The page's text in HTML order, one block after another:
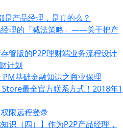
是产品经理，是真的么？
经理的「减法策略」——关于把产
存管版的P2P理财端业务流程设计
计划
PM基础金融知识之商业保理
最全官方联系方式！2018年1
限远程登录
识（四）】作为P2P产品经理，